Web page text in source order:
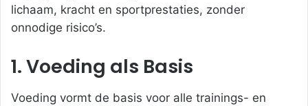
lichaam, kracht en sportprestaties, zonder
onnodige risico’s.
1. Voeding als Basis
Voeding vormt de basis voor alle trainings- en